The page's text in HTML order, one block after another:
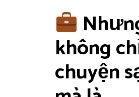
không
chuyện